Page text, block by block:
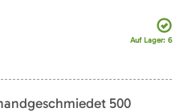
Auf Lager: 6
500